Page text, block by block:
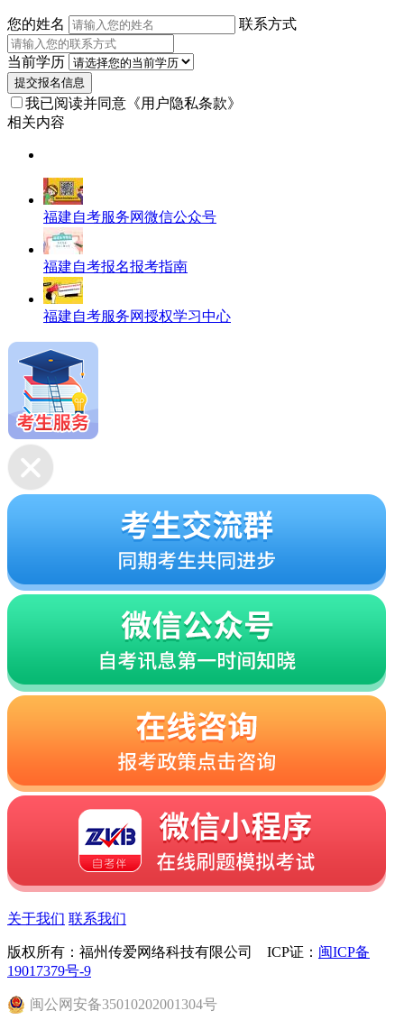
您的姓名 联系方式
当前学历
提交报名信息
我已阅读并同意 《用户隐私条款》
相关内容
福建自考服务网微信公众号
福建自考报名报考指南
福建自考服务网授权学习中心
关于我们 联系我们
版权所有：福州传爱网络科技有限公司 ICP证： 闽ICP备
19017379号-9
闽公网安备35010202001304号